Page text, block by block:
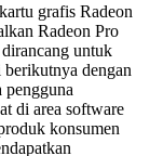
grafis Radeon
Radeon Pro
untuk
dengan
pengguna
di area software
konsumen